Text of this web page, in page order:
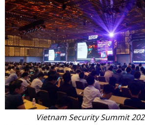
Vietnam Security Summit